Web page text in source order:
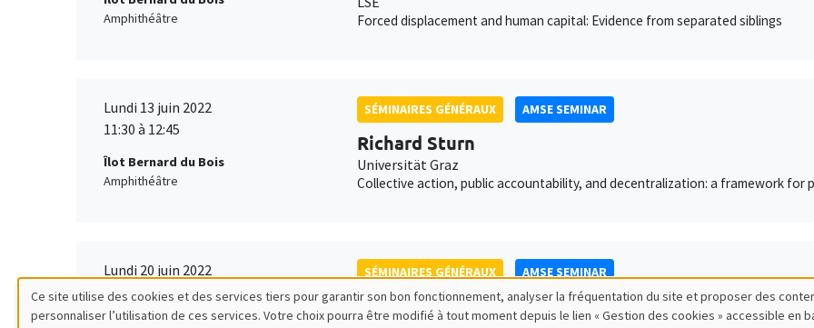
Amphithéâtre
Forced displacement and human capital: Evidence from separated siblings
Lundi 13 juin 2022
11:30 à 12:45
Îlot Bernard du Bois
Amphithéâtre
SÉMINAIRES GÉNÉRAUX AMSE SEMINAR
Richard Sturn
Universität Graz
Collective action, public accountability, and decentralization: a framework for
Lundi 20 juin 2022
11:30 à 12:45
Îlot Bernard du Bois
SÉMINAIRES GÉNÉRAUX AMSE SEMINAR
Garance Genicot
Ce site utilise des cookies et des services tiers pour garantir son bon fonctionnement, analyser la fréquentation du site et proposer des
personnaliser l’utilisation de ces services. Votre choix pourra être modifié à tout moment depuis le lien « Gestion des cookies » accessible en